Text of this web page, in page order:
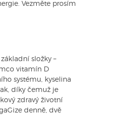
Vezměte prosím
složky –
vitamín D
systému, kyselina
díky čemuž je
zdravý životní
denně, dvě